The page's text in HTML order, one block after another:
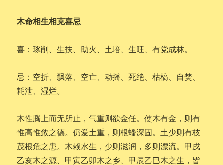
木命相生相克喜忌
喜：琢削、生扶、助火、土培、生旺、有党成林。
忌：空折、飘落、空亡、动摇、死绝、枯槁、自焚、
耗泄、湿烂。
木性腾上而无所止，气重则欲金任。使木有金，则有
惟高惟敛之德。仍爱土重，则根蟠深固。土少则有枝
茂根危之患。木赖水生，少则滋润，多则漂流。甲戌
乙亥木之源、甲寅乙卯木之乡、甲辰乙巳木之生，皆